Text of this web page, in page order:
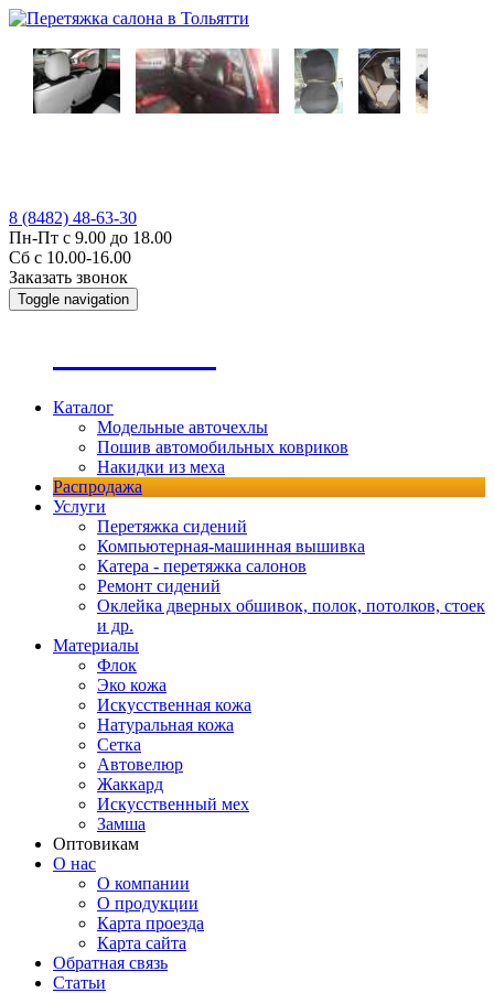
8 (8482) 48-63-30
Пн-Пт с 9.00 до 18.00
Сб с 10.00-16.00
Заказать звонок
Toggle navigation
Каталог
Модельные авточехлы
Пошив автомобильных ковриков
Накидки из меха
Распродажа
Услуги
Перетяжка сидений
Компьютерная-машинная вышивка
Катера - перетяжка салонов
Ремонт сидений
Оклейка дверных обшивок, полок, потолков, стоек
и др.
Материалы
Флок
Эко кожа
Искусственная кожа
Натуральная кожа
Сетка
Автовелюр
Жаккард
Искусственный мех
Замша
Оптовикам
О нас
О компании
О продукции
Карта проезда
Карта сайта
Обратная связь
Статьи